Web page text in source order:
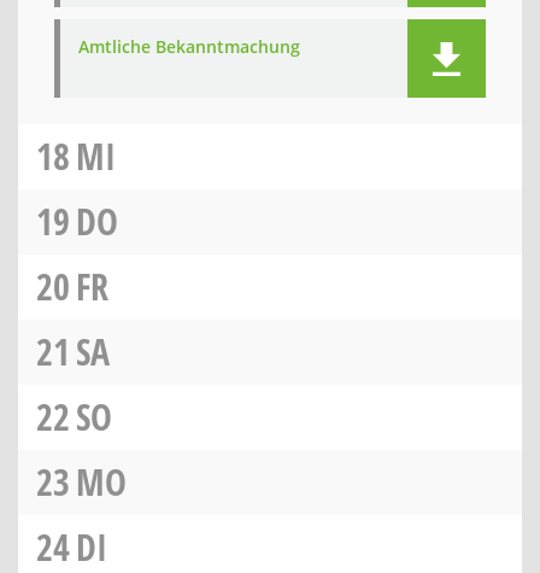
Amtliche Bekanntmachung
18MI
19DO
20FR
21 SA
22SO
23MO
24DI